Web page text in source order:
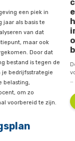
van vorig jaar als
Het analyseren
referentiepunt,
oplossing